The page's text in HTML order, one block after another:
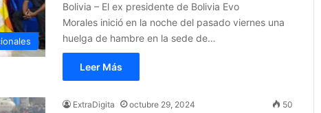
Bolivia – El ex presidente de Bolivia Evo
Morales inició en la noche del pasado viernes una
huelga de hambre en la sede de…
Leer Más
ExtraDigita octubre 29, 2024 50